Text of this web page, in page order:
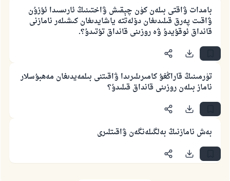
بامدات ۋاقتى بىلەن كۈن چېقىش ۋاختىنىڭ ئارىسىدا ئۇزۇن
ۋاقىت پەرق قىلىدىغان دۆلەتتە ياشايدىغان كىشىلەر نامازنى
قانداق ئوقۇيدۇ ۋە روزىنى قانداق تۇتىدۇ؟.
تۈرمىنىڭ قاراڭغۇ كامىرىلىرىدا ۋاقىتنى بىلمەيدىغان مەھبۇسلار
ناماز بىلەن روزىنى قانداق قىلىدۇ؟
بەش نامازنىڭ بەلگىلەنگەن ۋاقىتلىرى
ئوخشاش ساۋاپقا ئېرىشىدۇ
مۇسلىم رىۋايەت قىلغان (1893) ھەدىس
ئىئائە